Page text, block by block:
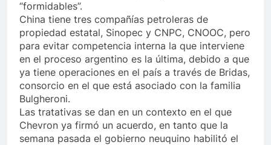
“formidables”.
China tiene tres compañías petroleras de
propiedad estatal, Sinopec y CNPC, CNOOC, pero
para evitar competencia interna la que interviene
en el proceso argentino es la última, debido a que
ya tiene operaciones en el país a través de Bridas,
consorcio en el que está asociado con la familia
Bulgheroni.
Las tratativas se dan en un contexto en el que
Chevron ya firmó un acuerdo, en tanto que la
semana pasada el gobierno neuquino habilitó el